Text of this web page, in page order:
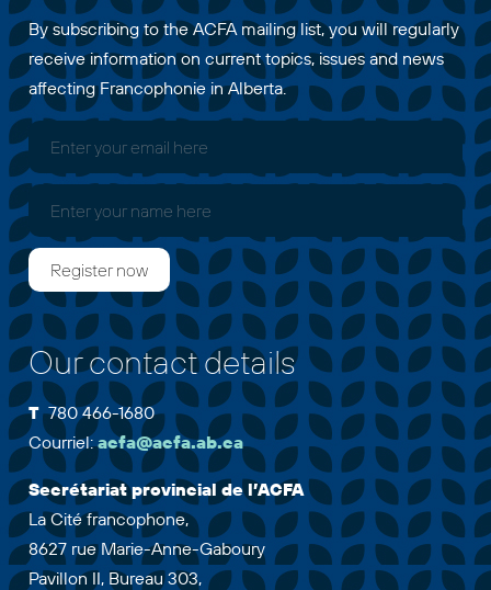
By subscribing to the ACFA mailing list, you will regularly
receive information on current topics, issues and news
affecting Francophonie in Alberta.
Our contact details
T780 466-1680
Courriel:acfa@acfa.ab.ca
Secrétariat provincial de l’ACFA
La Cité francophone,
8627 rue Marie-Anne-Gaboury
Pavillon II, Bureau 303,